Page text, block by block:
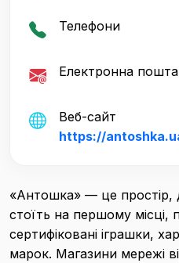
Телефони
Електронна пошта
Веб-сайт
https://
«Антошка» — це простір,
стоїть на першому
сертифіковані іграшки,
марок. Магазини мережі